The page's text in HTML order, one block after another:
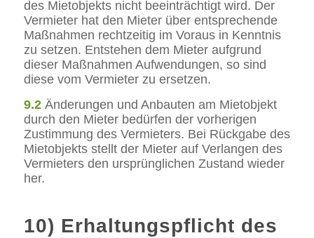
des Mietobjekts nicht beeinträchtigt wird. Der
Vermieter hat den Mieter über entsprechende
Maßnahmen rechtzeitig im Voraus in Kenntnis
zu setzen. Entstehen dem Mieter aufgrund
dieser Maßnahmen Aufwendungen, so sind
diese vom Vermieter zu ersetzen.
9.2 Änderungen und Anbauten am Mietobjekt
durch den Mieter bedürfen der vorherigen
Zustimmung des Vermieters. Bei Rückgabe des
Mietobjekts stellt der Mieter auf Verlangen des
Vermieters den ursprünglichen Zustand wieder
her.
10) Erhaltungspflicht des